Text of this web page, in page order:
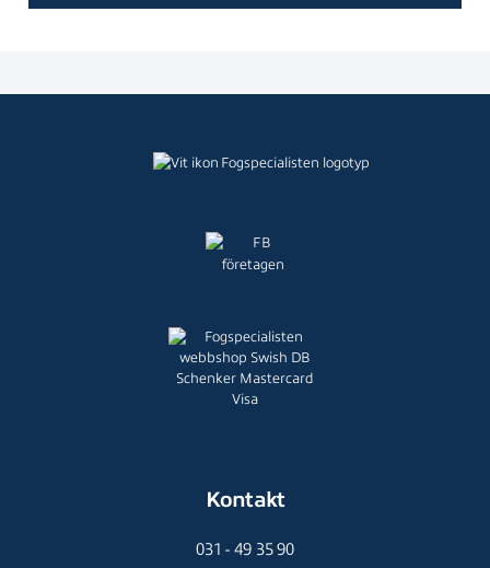
Kontakt
031 - 49 35 90